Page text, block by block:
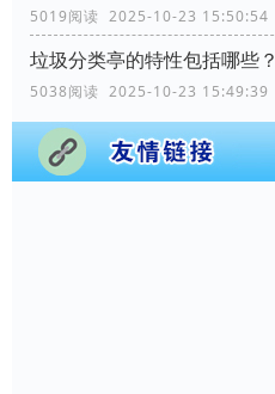
5019阅读 2025-10-23 15:50:54
垃圾分类亭的特性包括哪些？
5038阅读 2025-10-23 15:49:39